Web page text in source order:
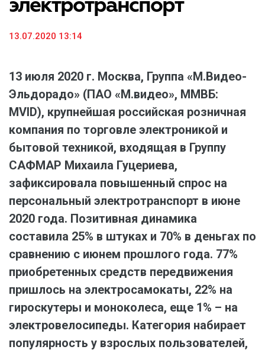
электротранспорт
13.07.2020 13:14
13 июля 2020 г. Москва, Группа «М.Видео-
Эльдорадо» (ПАО «М.видео», ММВБ:
MVID), крупнейшая российская розничная
компания по торговле электроникой и
бытовой техникой, входящая в Группу
САФМАР Михаила Гуцериева,
зафиксировала повышенный спрос на
персональный электротранспорт в июне
2020 года. Позитивная динамика
составила 25% в штуках и 70% в деньгах по
сравнению с июнем прошлого года. 77%
приобретенных средств передвижения
пришлось на электросамокаты, 22% на
гироскутеры и моноколеса, еще 1% – на
электровелосипеды. Категория набирает
популярность у взрослых пользователей,